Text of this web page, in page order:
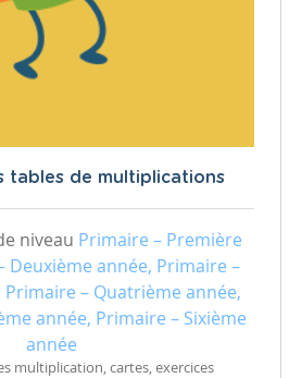
tables de multiplications
niveau Primaire – Première
Deuxième année, Primaire –
– Quatrième année,
année, Primaire – Sixième
année
multiplication, cartes, exercices